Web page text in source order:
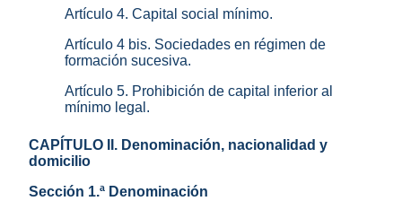
Artículo 4. Capital social mínimo.
Artículo 4 bis. Sociedades en régimen de
formación sucesiva.
Artículo 5. Prohibición de capital inferior al
mínimo legal.
CAPÍTULO II. Denominación, nacionalidad y
domicilio
Sección 1.ª Denominación